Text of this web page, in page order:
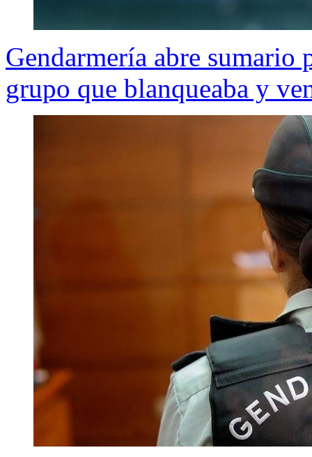
Gendarmería abre sumario
grupo que blanqueaba y